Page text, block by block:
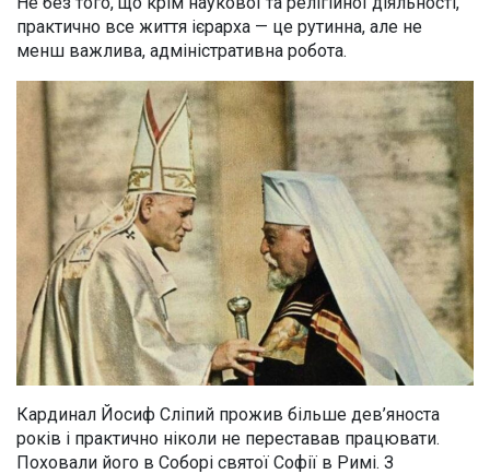
практично все життя ієрарха — це рутинна, але не
менш важлива, адміністративна робота.
Кардинал Йосиф Сліпий прожив більше дев’яноста
років і практично ніколи не переставав працювати.
Поховали його в Соборі святої Софії в Римі. З